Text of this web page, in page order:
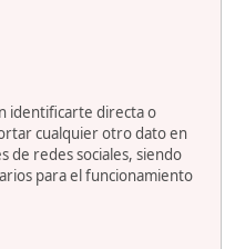
identificarte directa o
cualquier otro dato en
de redes sociales, siendo
para el funcionamiento